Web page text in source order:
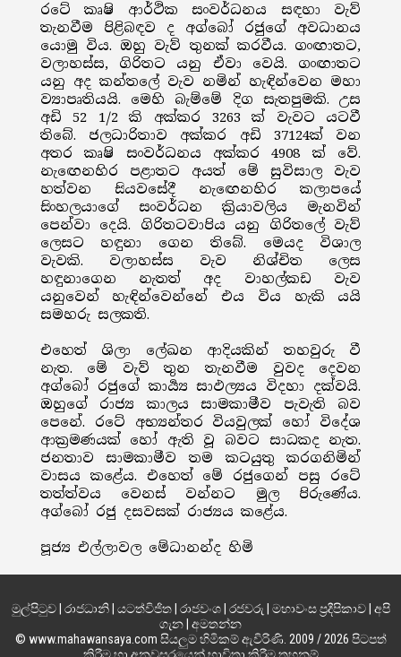
රටේ කෘෂි ආර්ථික සංවර්ධනය සඳහා වැව්
තැනවීම පිළිබඳව ද අග්බෝ රජුගේ අවධානය
යොමු විය. ඔහු වැව් තුනක් කරවීය. ගංඟාතට,
වලාහස්ස, ගිරිතට යනු ඒවා වෙයි. ගංඟාතට
යනු අද කන්තලේ වැව නමින් හැඳින්වෙන මහා
ව්‍යාපෘතියයි. මෙහි බැම්මේ දිග සැතපුමකි. උස
අඩි 52 1/2 කි අක්කර 3263 ක් වැවට යටවී
තිබේ. ජලධාරිතාව අක්කර අඩි 37124ක් වන
අතර කෘෂි සංවර්ධනය අක්කර 4908 ක් වේ.
නැඟෙනහිර පළාතට අයත් මේ සුවිසාල වැව
හත්වන සියවසේදී නැඟෙනහිර කලාපයේ
සිංහලයාගේ සංවර්ධන ක්‍රියාවලිය මැනවින්
පෙන්වා දෙයි. ගිරිතටවාපිය යනු ගිරිතලේ වැව්
ලෙසට හඳුනා ගෙන තිබේ. මෙයද විශාල
වැවකි. වලාහස්ස වැව නිශ්චිත ලෙස
හඳුනාගෙන නැතත් අද වාහල්කඩ වැව
යනුවෙන් හැඳින්වෙන්නේ එය විය හැකි යයි
සමහරු සලකති.
එහෙත් ශිලා ලේඛන ආදියකින් තහවුරු වී
නැත. මේ වැව් තුන තැනවීම වුවද දෙවන
අග්බෝ රජුගේ කාර්‍ය්‍ය සාඵල්‍යය විදහා දක්වයි.
ඔහුගේ රාජ්‍ය කාලය සාමකාමීව පැවැති බව
පෙනේ. රටේ අභ්‍යන්තර වියවුලක් හෝ විදේශ
ආක්‍රමණයක් හෝ ඇති වූ බවට සාධකද නැත.
ජනතාව සාමකාමීව තම කටයුතු කරගනිමින්
වාසය කළේය. එහෙත් මේ රජුගෙන් පසු රටේ
තත්ත්වය වෙනස් වන්නට මුල පිරුණේය.
අග්බෝ රජු දසවසක් රාජ්‍යය කළේය.
පූජ්‍ය එල්ලාවල මේධානන්ද හිමි
මුල්පිටුව| රාජධානි| යටත්විජිත| රාජවංශ| රජවරු මහාවංස ප්‍රදීපිකාව| අපි
ගැන අමතන්න
© www.mahawansaya.com සියලුම හිමිකම් ඇවිරිණි. 2009 / 2026 පිටපත්